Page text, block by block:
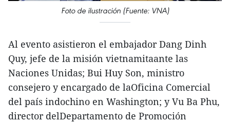
Foto de ilustración (Fuente: VNA)
Al evento asistieron el embajador Dang Dinh
Quy, jefe de la misión vietnamitaante las
Naciones Unidas; Bui Huy Son, ministro
consejero y encargado de laOficina Comercial
del país indochino en Washington; y Vu Ba Phu,
director delDepartamento de Promoción